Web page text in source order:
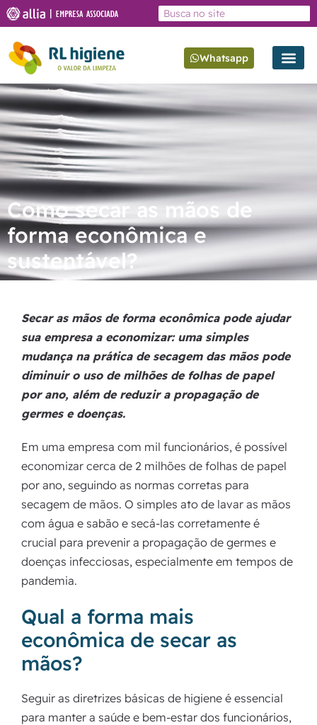
Whatsapp
Como secar as mãos de
forma econômica e
sustentável?
Secar as mãos de forma econômica pode ajudar
sua empresa a economizar: uma simples
mudança na prática de secagem das mãos pode
diminuir o uso de milhões de folhas de papel
por ano, além de reduzir a propagação de
germes e doenças.
Em uma empresa com mil funcionários, é possível
economizar cerca de 2 milhões de folhas de papel
por ano, seguindo as normas corretas para
secagem de mãos. O simples ato de lavar as mãos
com água e sabão e secá-las corretamente é
crucial para prevenir a propagação de germes e
doenças infecciosas, especialmente em tempos de
pandemia.
Qual a forma mais
econômica de secar as
mãos?
Seguir as diretrizes básicas de higiene é essencial
para manter a saúde e bem-estar dos funcionários,